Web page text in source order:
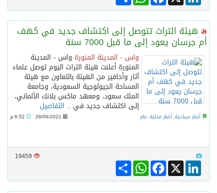
هيئة التراث تتوصل إلى اكتشاف جديد في كهف
أم جرسان يعود إلى ما قبل 7000 سنة
واس - المدينة المنورة واس - المدينة
المنورة أعلنت هيئة التراث اليوم توصل علماء
آثار وأحافير من الهيئة بالتعاون مع هيئة
المساحة الجيولوجية السعودية، وجامعة
الملك سعود، ومعهد ماكس بلانك الألماني،
إلى اكتشاف جديد في .. التفاصيل
أخبار سياحية, أخبار محلية, عام 28/06/2021
19459
Share
WhatsAppFacebook X
LinkedIn